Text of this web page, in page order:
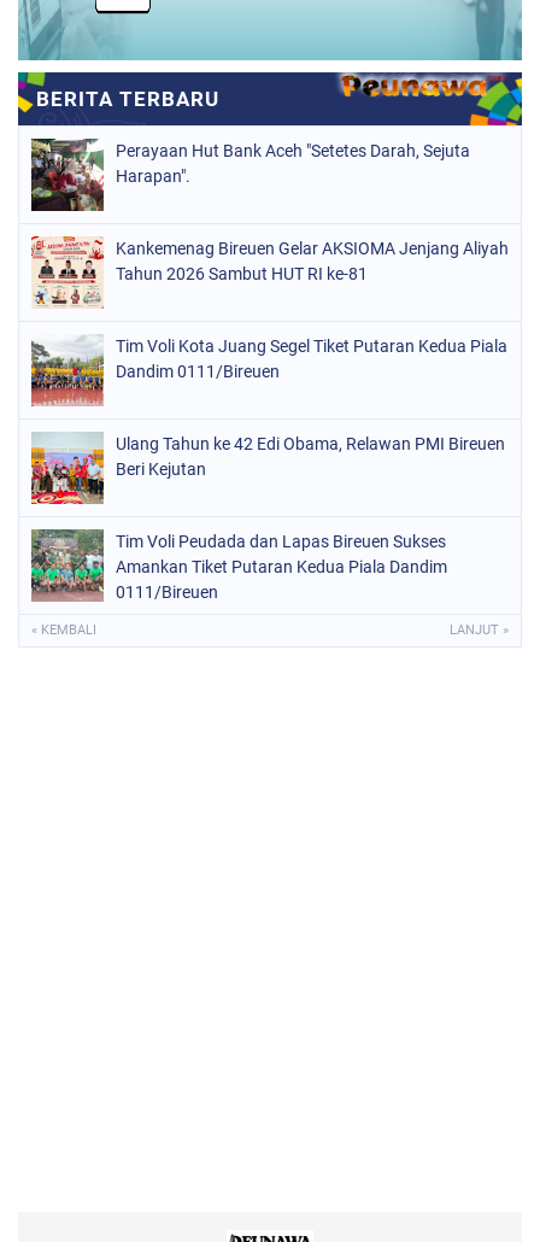
Perayaan Hut Bank Aceh "Setetes Darah, Sejuta
Harapan".
Kankemenag Bireuen Gelar AKSIOMA Jenjang Aliyah
Tahun 2026 Sambut HUT RI ke-81
Tim Voli Kota Juang Segel Tiket Putaran Kedua Piala
Dandim 0111/Bireuen
Ulang Tahun ke 42 Edi Obama, Relawan PMI Bireuen
Beri Kejutan
Tim Voli Peudada dan Lapas Bireuen Sukses
Amankan Tiket Putaran Kedua Piala Dandim
0111/Bireuen
« KEMBALI LANJUT »